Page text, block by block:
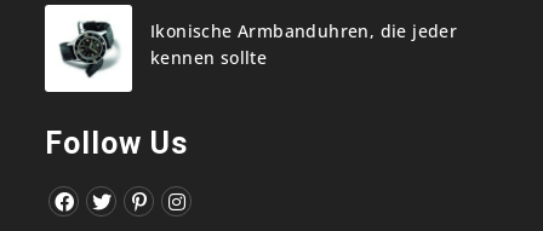
Ikonische Armbanduhren, die jeder
kennen sollte
Follow Us